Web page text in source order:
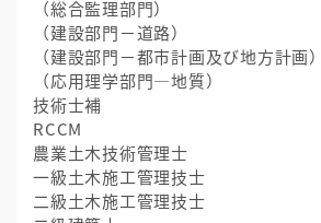
（総合監理部門）
（建設部門－道路）
（建設部門－都市計画及び地方計画）
（応用理学部門―地質）
技術士補
RCCM
農業土木技術管理士
一級土木施工管理技士
二級土木施工管理技士